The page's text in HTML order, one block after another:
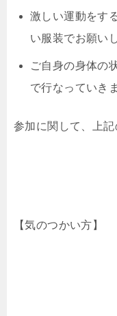
激しい運動をす
い服装でお願い
ご自身の身体の
で行なっていき
参加に関して、上記
【気のつかい方】